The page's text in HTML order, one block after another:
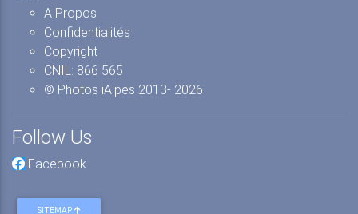
A Propos
Confidentialités
Copyright
CNIL: 866 565
© Photos iAlpes 2013- 2026
Follow Us
Facebook
SITEMAP